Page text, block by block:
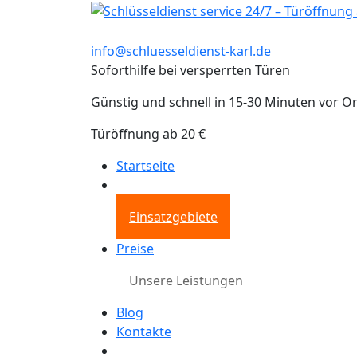
info@schluesseldienst-karl.de
Soforthilfe bei versperrten Türen
Günstig und schnell in 15-30 Minuten vor
Türöffnung ab 20 €
Startseite
Einsatzgebiete
Preise
Unsere Leistungen
Blog
Kontakte